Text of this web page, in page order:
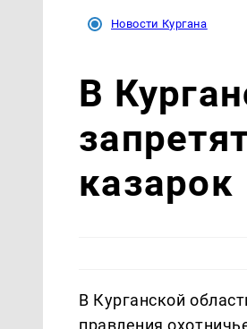
Новости Кургана
В
казарок
В Курганской
правления